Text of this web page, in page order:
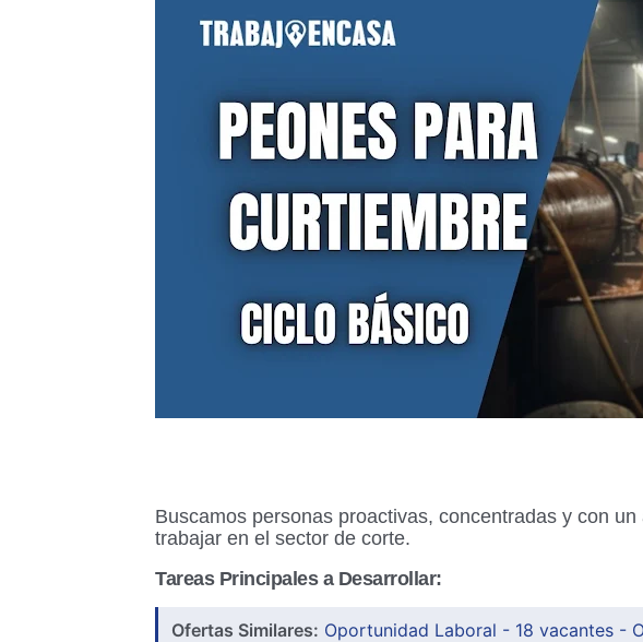
Buscamos personas proactivas, concentradas y con
trabajar en el sector de corte.
Tareas Principales a Desarrollar:
Ofertas Similares: Oportunidad Laboral - 18 vacantes -